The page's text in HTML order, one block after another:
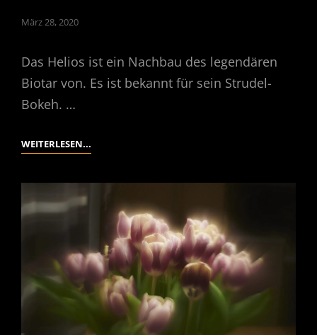
März 28, 2020
Das Helios ist ein Nachbau des legendären
Biotar von. Es ist bekannt für sein Strudel-
Bokeh. …
WEITERLESEN...
44-
ODER:
UNS
STRUDELN.